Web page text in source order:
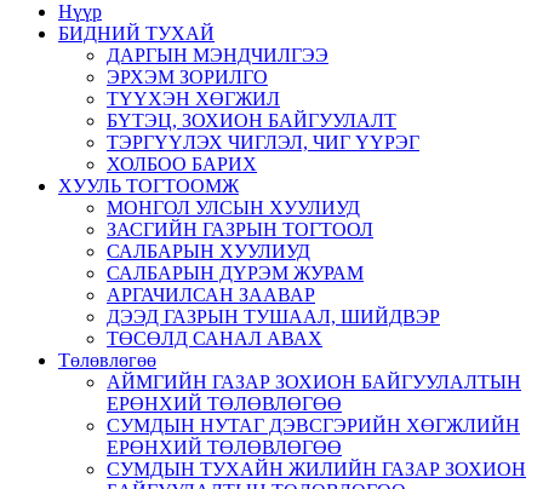
Нүүр
БИДНИЙ ТУХАЙ
ДАРГЫН МЭНДЧИЛГЭЭ
ЭРХЭМ ЗОРИЛГО
ТҮҮХЭН ХӨГЖИЛ
БҮТЭЦ, ЗОХИОН БАЙГУУЛАЛТ
ТЭРГҮҮЛЭХ ЧИГЛЭЛ, ЧИГ ҮҮРЭГ
ХОЛБОО БАРИХ
ХУУЛЬ ТОГТООМЖ
МОНГОЛ УЛСЫН ХУУЛИУД
ЗАСГИЙН ГАЗРЫН ТОГТООЛ
САЛБАРЫН ХУУЛИУД
САЛБАРЫН ДҮРЭМ ЖУРАМ
АРГАЧИЛСАН ЗААВАР
ДЭЭД ГАЗРЫН ТУШААЛ, ШИЙДВЭР
ТӨСӨЛД САНАЛ АВАХ
Төлөвлөгөө
АЙМГИЙН ГАЗАР ЗОХИОН БАЙГУУЛАЛТЫН
ЕРӨНХИЙ ТӨЛӨВЛӨГӨӨ
СУМДЫН НУТАГ ДЭВСГЭРИЙН ХӨГЖЛИЙН
ЕРӨНХИЙ ТӨЛӨВЛӨГӨӨ
СУМДЫН ТУХАЙН ЖИЛИЙН ГАЗАР ЗОХИОН